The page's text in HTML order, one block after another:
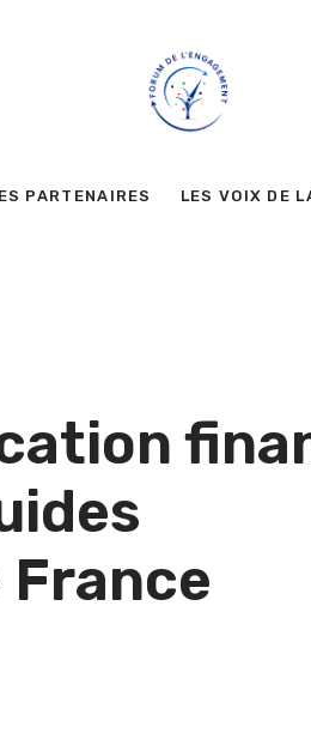
PARTENAIRES LES VOIX DE